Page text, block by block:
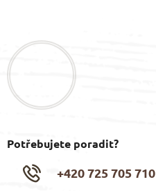
Potřebujete poradit?
+420 725 705 710